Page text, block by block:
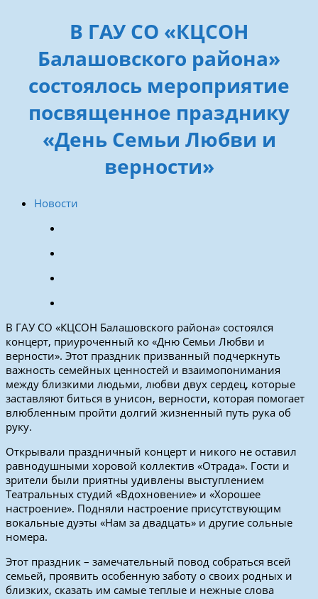
В ГАУ СО «КЦСОН
Балашовского района»
состоялось мероприятие
посвященное празднику
«День Семьи Любви и
верности»
Новости
В ГАУ СО «КЦСОН Балашовского района» состоялся
концерт, приуроченный ко «Дню Семьи Любви и
верности». Этот праздник призванный подчеркнуть
важность семейных ценностей и взаимопонимания
между близкими людьми, любви двух сердец, которые
заставляют биться в унисон, верности, которая помогает
влюбленным пройти долгий жизненный путь рука об
руку.
Открывали праздничный концерт и никого не оставил
равнодушными хоровой коллектив «Отрада». Гости и
зрители были приятны удивлены выступлением
Театральных студий «Вдохновение» и «Хорошее
настроение». Подняли настроение присутствующим
вокальные дуэты «Нам за двадцать» и другие сольные
номера.
Этот праздник – замечательный повод собраться всей
семьей, проявить особенную заботу о своих родных и
близких, сказать им самые теплые и нежные слова